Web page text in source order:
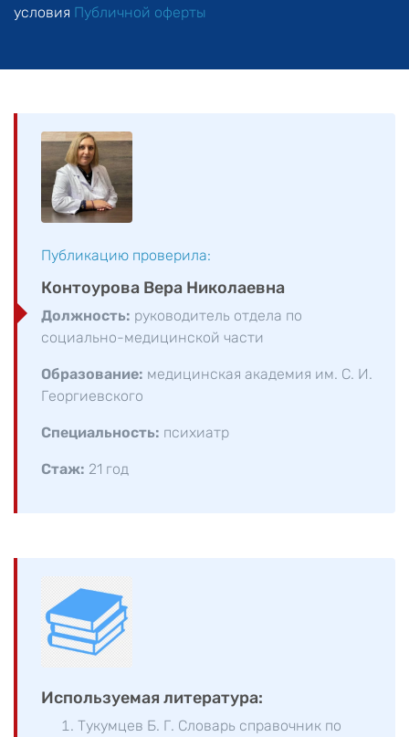
условия Публичной оферты
Публикацию проверила:
Контоурова Вера Николаевна
Должность: руководитель отдела по
социально-медицинской части
Образование: медицинская академия им. С. И.
Георгиевского
Специальность: психиатр
Стаж: 21 год
Используемая литература:
Тукумцев Б. Г. Словарь справочник по